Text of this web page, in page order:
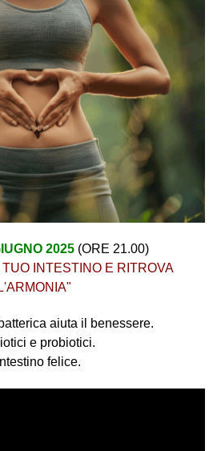
2025 (ORE 21.00)
INTESTINO E RITROVA
L'ARMONIA"
aiuta il benessere.
e probiotici.
felice.